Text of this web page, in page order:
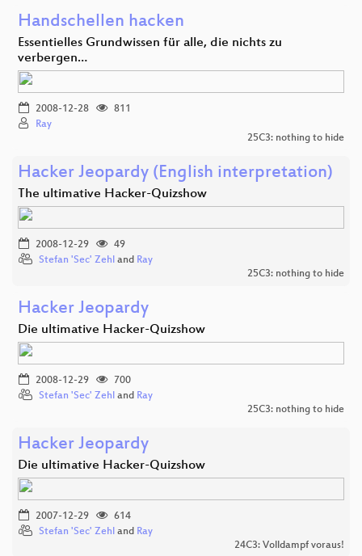
Handschellen hacken
Essentielles Grundwissen für alle, die nichts zu
verbergen…
2008-12-28
811
Ray
25C3: nothing to hide
Hacker Jeopardy (English interpretation)
The ultimative Hacker-Quizshow
2008-12-29
49
Stefan 'Sec' Zehl and Ray
25C3: nothing to hide
Hacker Jeopardy
Die ultimative Hacker-Quizshow
2008-12-29
700
Stefan 'Sec' Zehl and Ray
25C3: nothing to hide
Hacker Jeopardy
Die ultimative Hacker-Quizshow
2007-12-29
614
Stefan 'Sec' Zehl and Ray
24C3: Volldampf voraus!